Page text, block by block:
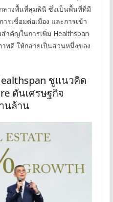
ลางพื้นที่ลุมพินี ซึ่งเป็นพื้นที่ที่มี
เชื่อมต่อเมือง และการเข้า
ำคัญในการเพิ่ม Healthspan
พดี ให้กลายเป็นส่วนหนึ่งของ
ชูแนวคิด
ดันเศรษฐกิจ
นล้าน